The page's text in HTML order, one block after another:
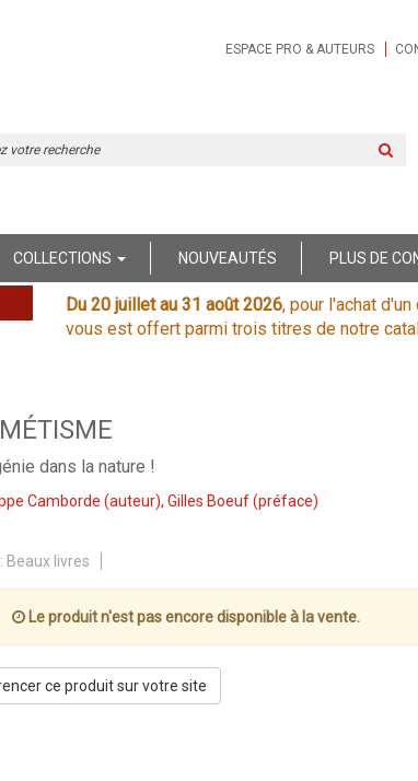
ESPACE PRO & AUTEURS
COLLECTIONS NOUVEAUTÉS PLUS DE
Du 20 juillet au 31 août 2026, pour l'achat
vous est offert parmi trois titres de notre
dans la nature !
Camborde (auteur), Gilles Boeuf(préface)
Beaux livres
Le produit n'est pas encore disponible à la vente.
ce produit sur votre site